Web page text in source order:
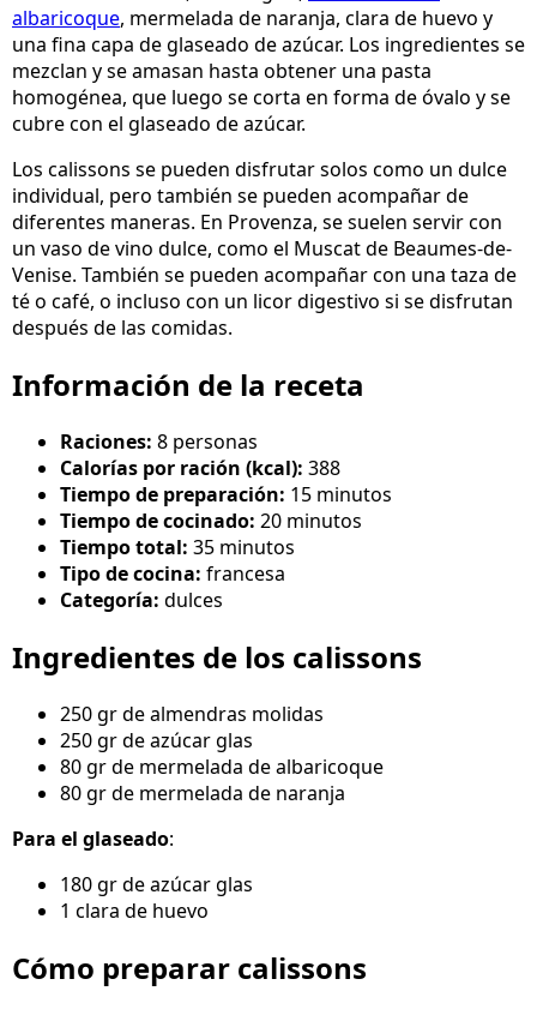
albaricoque, mermelada de naranja, clara de huevo y
una fina capa de glaseado de azúcar. Los ingredientes se
mezclan y se amasan hasta obtener una pasta
homogénea, que luego se corta en forma de óvalo y se
cubre con el glaseado de azúcar.
Los calissons se pueden disfrutar solos como un dulce
individual, pero también se pueden acompañar de
diferentes maneras. En Provenza, se suelen servir con
un vaso de vino dulce, como el Muscat de Beaumes-de-
Venise. También se pueden acompañar con una taza de
té o café, o incluso con un licor digestivo si se disfrutan
después de las comidas.
Información de la receta
Raciones: 8 personas
Calorías por ración (kcal): 388
Tiempo de preparación: 15 minutos
Tiempo de cocinado: 20 minutos
Tiempo total: 35 minutos
Tipo de cocina: francesa
Categoría: dulces
Ingredientes de los calissons
250 gr de almendras molidas
250 gr de azúcar glas
80 gr de mermelada de albaricoque
80 gr de mermelada de naranja
Para el glaseado:
180 gr de azúcar glas
1 clara de huevo
Cómo preparar calissons